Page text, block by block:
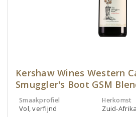
Kershaw Wines Western
Smuggler's Boot GSM
Smaakprofiel
Vol, verfijnd
Herkomst
Zuid-